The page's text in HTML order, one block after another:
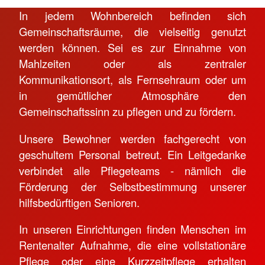
In jedem Wohnbereich befinden sich
Gemeinschaftsräume, die vielseitig genutzt
werden können. Sei es zur Einnahme von
Mahlzeiten oder als zentraler
Kommunikationsort, als Fernsehraum oder um
in gemütlicher Atmosphäre den
Gemeinschaftssinn zu pflegen und zu fördern.
Unsere Bewohner werden fachgerecht von
geschultem Personal betreut. Ein Leitgedanke
verbindet alle Pflegeteams - nämlich die
Förderung der Selbstbestimmung unserer
hilfsbedürftigen Senioren.
In unseren Einrichtungen finden Menschen im
Rentenalter Aufnahme, die eine vollstationäre
Pflege oder eine Kurzzeitpflege erhalten